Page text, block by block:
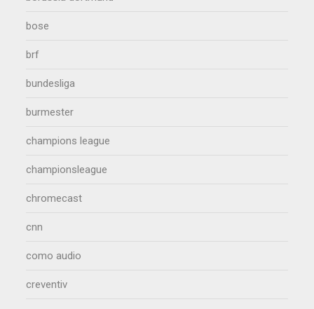
bose
brf
bundesliga
burmester
champions league
championsleague
chromecast
cnn
como audio
creventiv